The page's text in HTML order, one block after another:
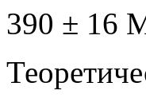
390 ± 16